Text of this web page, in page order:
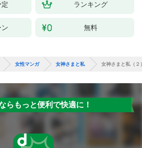
ランキング
無料
女性マンガ 女神さまと私 女神さまと私（２
らもっと便利で快適に！